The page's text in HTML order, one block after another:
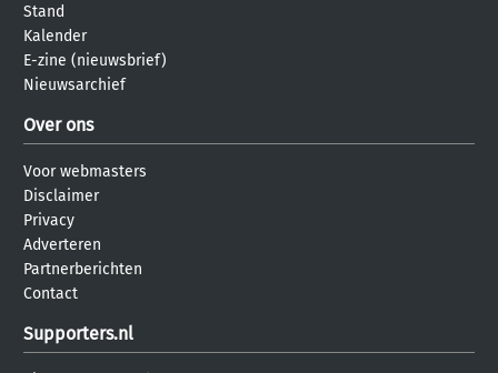
Stand
Kalender
E-zine (nieuwsbrief)
Nieuwsarchief
Over ons
Voor webmasters
Disclaimer
Privacy
Adverteren
Partnerberichten
Contact
Supporters.nl